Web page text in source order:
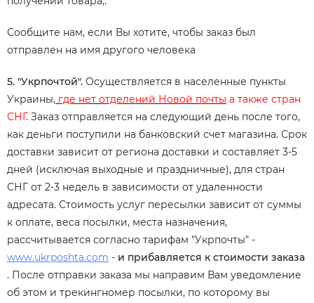
Сообщите нам, если Вы хотите, чтобы заказ был
отправлен на имя другого человека
5. "Укрпочтой". Осуществляется в населенные пункты
Украины, где нет отделений Новой почты а также стран
СНГ. Заказ отправляется на следующий день после того,
как деньги поступили на банковский счет магазина. Срок
доставки зависит от региона доставки и составляет 3-5
дней (исключая выходные и праздничные), для стран
СНГ от 2-3 недель в зависимости от удаленности
адресата. Стоимость услуг пересылки зависит от суммы
к оплате, веса посылки, места назначения,
рассчитывается согласно тарифам "Укрпочты" -
www.ukrposhta.com - и прибавляется к стоимости заказа
. После отправки заказа мы направим Вам уведомление
об этом и трекингномер посылки, по которому вы